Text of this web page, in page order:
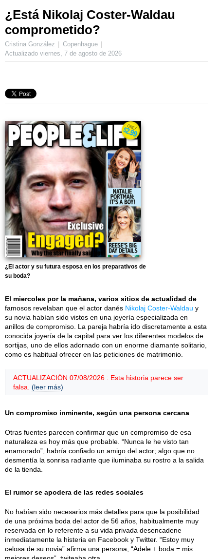
¿Está Nikolaj Coster-Waldau
comprometido?
Cristina González
Copenhague
Actualizado viernes, 7 de agosto de 2026
¿El actor y su futura esposa en los preparativos de
su boda?
El miercoles por la mañana, varios sitios de actualidad de
famosos revelaban que el actor danés Nikolaj Coster-Waldau y
su novia habían sido vistos en una joyería especializada en
anillos de compromiso. La pareja habría ido discretamente a esta
conocida joyería de la capital para ver los diferentes modelos de
sortijas, uno de ellos adornado con un enorme diamante solitario,
como es habitual ofrecer en las peticiones de matrimonio.
ACTUALIZACIÓN 07/08/2026 : Esta historia parece ser
falsa. (leer más)
Un compromiso inminente, según una persona cercana
Otras fuentes parecen confirmar que un compromiso de esa
naturaleza es hoy más que probable. “Nunca le he visto tan
enamorado”, habría confiado un amigo del actor; algo que no
desmentía la sonrisa radiante que iluminaba su rostro a la salida
de la tienda.
El rumor se apodera de las redes sociales
No habían sido necesarios más detalles para que la posibilidad
de una próxima boda del actor de 56 años, habitualmente muy
reservada en lo referente a su vida privada desencadene
inmediatamente la histeria en Facebook y Twitter. “Estoy muy
celosa de su novia” afirma una persona, “Adele + boda = mis